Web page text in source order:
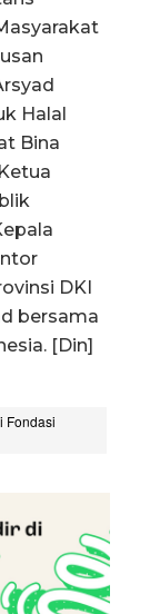
Halal
Bina
DKI
bersama
[Din]
Fondasi